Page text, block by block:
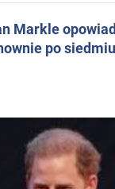
Markle
po